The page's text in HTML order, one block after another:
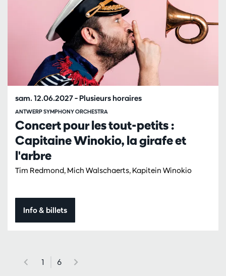
Concert pour les tout-petits :
Capitaine Winokio, la girafe et
l'arbre
Tim Redmond, Mich Walschaerts, Kapitein Winokio
ANTWERP SYMPHONY ORCHESTRA
sam. 12.06.2027– Plusieurs horaires
Info & billets
1 6